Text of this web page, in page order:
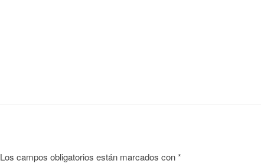
Los campos obligatorios están marcados con*